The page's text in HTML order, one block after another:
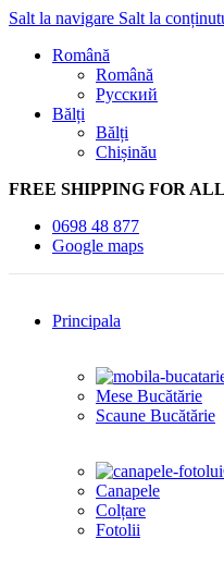
Salt la navigare Salt la
Română
Română
Русский
Bălți
Bălți
Chișinău
FREE SHIPPING FOR
0698 48 877
Google maps
Principala
Mese Bucătărie
Scaune Bucătărie
Canapele
Colțare
Fotolii